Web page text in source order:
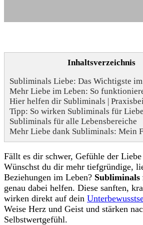
Inhaltsverzeichnis
Subliminals Liebe: Das Wichtigste
Mehr Liebe im Leben: So
Hier helfen dir Subliminals |
Tipp: So wirken Subliminals für
Subliminals für alle Lebensbereiche
Mehr Liebe dank Subliminals: Mein
Fällt es dir schwer, Gefühle der
Wünschst du dir mehr tiefgründige,
Beziehungen im Leben?
genau dabei helfen. Diese sanften,
wirken direkt auf dein
Weise Herz und Geist und stärken
Selbstwertgefühl.